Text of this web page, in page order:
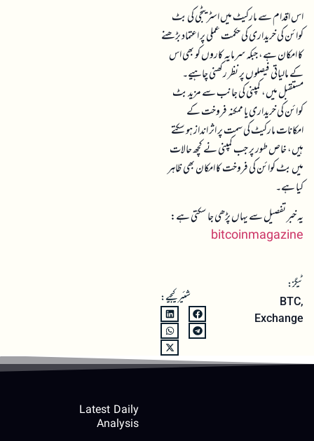
اس اقدام سے مارکیٹ میں اسٹریٹجی کی بٹ
کوائن کی خریداری کی حکمت عملی پر اعتماد بڑھنے
کا امکان ہے، جبکہ سرمایہ کاروں کو بھی اس
کے مالیاتی فیصلوں پر نظر رکھنی چاہیے۔
مستقبل میں، کمپنی کی جانب سے مزید بٹ
کوائن کی خریداری یا ممکنہ فروخت کے
امکانات مارکیٹ کی سمت پر اثر انداز ہو سکتے
ہیں، خاص طور پر جب کمپنی نے کچھ حالات
میں بٹ کوائن کی فروخت کا امکان بھی ظاہر
کیا ہے۔
یہ خبر تفصیل سے یہاں پڑھی جا سکتی ہے:
bitcoinmagazine
ٹیگز:
BTC,
Exchange
شئیر کیجیے:
Latest Daily
Analysis